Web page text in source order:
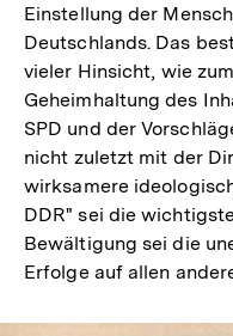
Einstellung der
Deutschlands. Das
vieler Hinsicht, wie
Geheimhaltung des
SPD und der
nicht zuletzt mit der
wirksamere
DDR" sei die
Bewältigung sei die
Erfolge auf allen